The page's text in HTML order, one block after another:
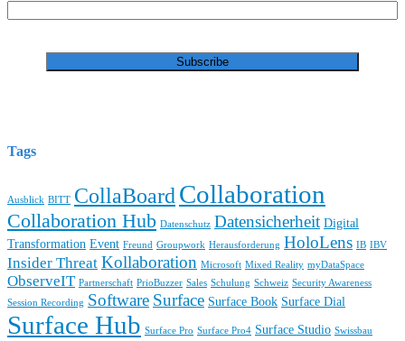
Tags
Ausblick BITT CollaBoard Collaboration
Collaboration Hub Datenschutz Datensicherheit Digital
Transformation Event Freund Groupwork Herausforderung HoloLens IB IBV
Insider Threat Kollaboration Microsoft Mixed Reality myDataSpace
ObserveIT Partnerschaft PrioBuzzer Sales Schulung Schweiz Security Awareness
Session Recording Software Surface Surface Book Surface Dial
Surface Hub Surface Pro Surface Pro4 Surface Studio Swissbau